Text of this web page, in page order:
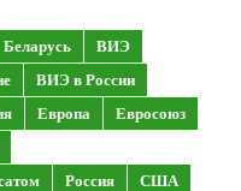
Беларусь
ВИЭ
ВИЭ в России
Европа
Евросоюз
Россия
США